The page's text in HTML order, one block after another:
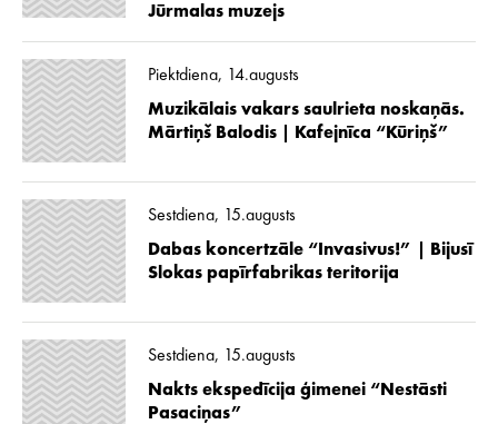
Jūrmalas muzejs
Piektdiena, 14.augusts
Muzikālais vakars saulrieta noskaņās.
Mārtiņš Balodis | Kafejnīca “Kūriņš”
Sestdiena, 15.augusts
Dabas koncertzāle “Invasivus!” | Bijusī
Slokas papīrfabrikas teritorija
Sestdiena, 15.augusts
Nakts ekspedīcija ģimenei “Nestāsti
Pasaciņas”